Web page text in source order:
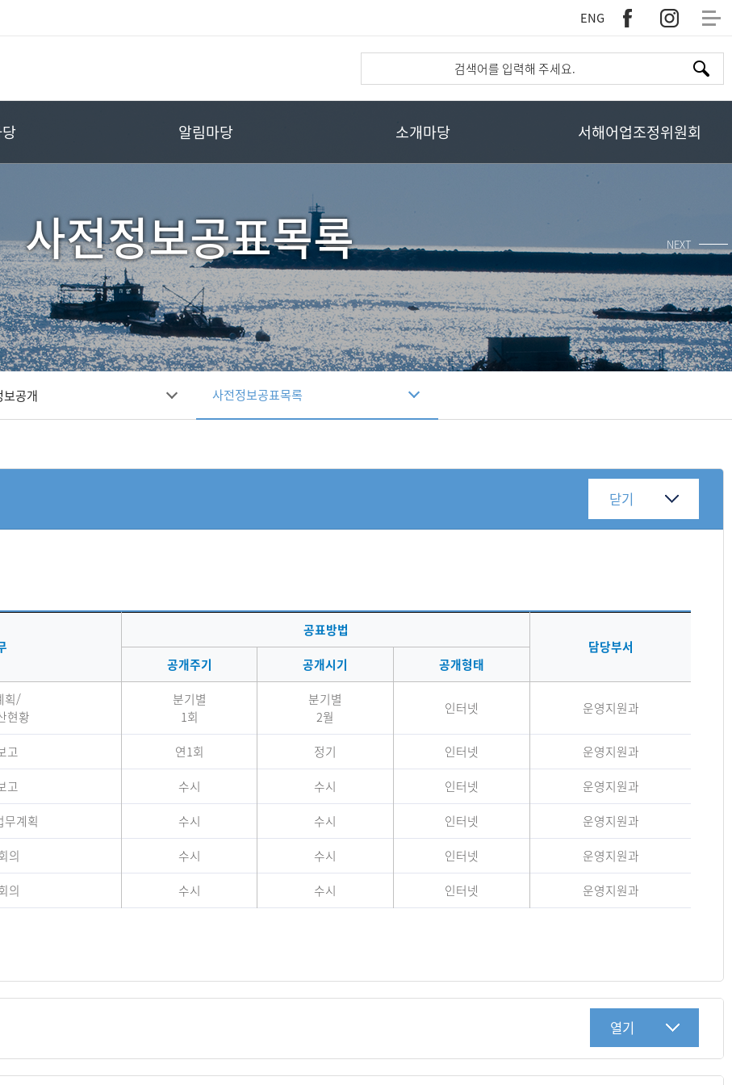
ENG
사전정보공표목록 NEXT
알림마당 소개마당 서해어업조정위원회
공개 사전정보공표목록
공표방법
담당부서
공개주기
공개시기 공개형태
획/
현황
분기별
1회
분기별
2월
인터넷 운영지원과
고 연1회 정기 인터넷
운영지원과
고
수시 수시 인터넷
운영지원과
무계획
수시 수시 인터넷 운영지원과
의 수시 수시 인터넷
운영지원과
의
수시 수시 인터넷 운영지원과